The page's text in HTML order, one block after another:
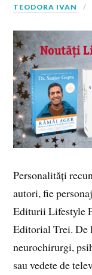
TEODORA IVAN
Personalități
autori, fie
Editurii Lifestyle
Editorial Trei. De
neurochirurgi,
sau vedete de